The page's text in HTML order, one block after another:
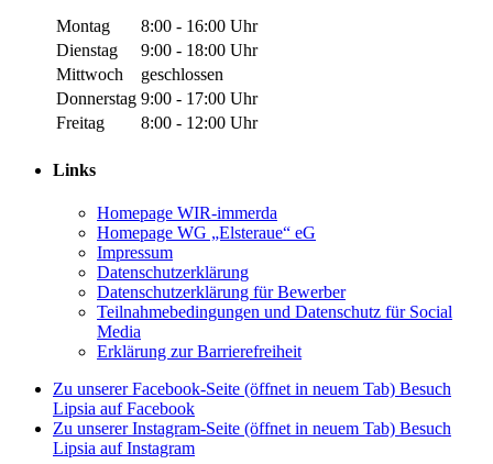
Montag
8:00 - 16:00 Uhr
Dienstag
9:00 - 18:00 Uhr
Mittwoch
geschlossen
Donnerstag 9:00 - 17:00 Uhr
Freitag
8:00 - 12:00 Uhr
Links
Homepage WIR-immerda
Homepage WG „Elsteraue“ eG
Impressum
Datenschutzerklärung
Datenschutzerklärung für Bewerber
Teilnahmebedingungen und Datenschutz für Social
Media
Erklärung zur Barrierefreiheit
Zu unserer Facebook-Seite (öffnet in neuem Tab) Besuch
Lipsia auf Facebook
Zu unserer Instagram-Seite (öffnet in neuem Tab) Besuch
Lipsia auf Instagram